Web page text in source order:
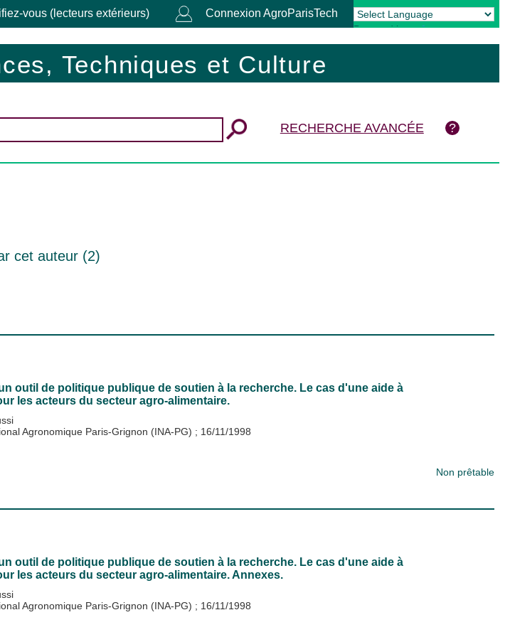
vous (lecteurs extérieurs) Connexion AgroParisTech
Powered by Translate
Techniques et Culture
RECHERCHE AVANCÉE
cet auteur (2)
outil de politique publique de soutien à la recherche. Le cas d'une aide à
les acteurs du secteur agro-alimentaire.
Agronomique Paris-Grignon (INA-PG) ; 16/11/1998
Non prêtable
outil de politique publique de soutien à la recherche. Le cas d'une aide à
les acteurs du secteur agro-alimentaire. Annexes.
Agronomique Paris-Grignon (INA-PG) ; 16/11/1998